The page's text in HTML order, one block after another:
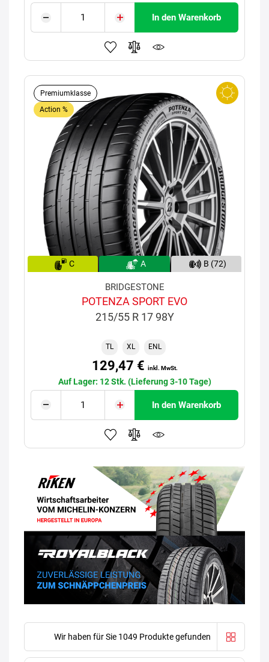
In den Warenkorb
Premiumklasse
Action %
C A B (72)
BRIDGESTONE
POTENZA SPORT EVO
215/55 R 17 98Y
TL XL ENL
129,47 € inkl. MwSt.
Auf Lager: 12 Stk. (Lieferung 3-10 Tage)
In den Warenkorb
Wir haben für Sie 1049 Produkte gefunden